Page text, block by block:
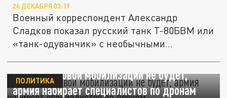
26 ДЕКАБРЯ 03:19
Военный корреспондент Александр
Сладков показал русский танк Т-80БВМ или
«танк-одуванчик» с необычными...
Сладков: новой мобилизации не будет,
армия набирает специалистов по дронам
ПОЛИТИКА